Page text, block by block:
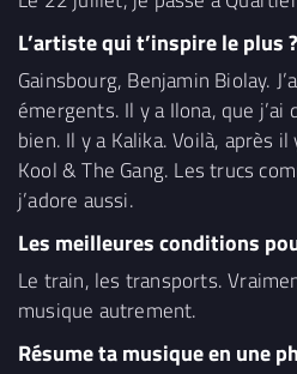
L’artiste qui t’inspire le plus ?
Gainsbourg, Benjamin Biolay.
émergents. Il y a Ilona, que j’ai
bien. Il y a Kalika. Voilà, après
Kool & The Gang. Les trucs
j’adore aussi.
Les meilleures conditions
Le train, les transports.
musique autrement.
Résume ta musique en une